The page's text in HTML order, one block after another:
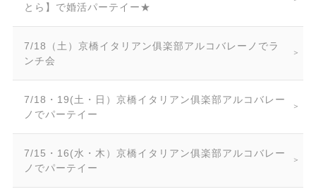
とら】で婚活パーテイー★
7/18（土）京橋イタリアン俱楽部アルコバレーノでラ
ンチ会
7/18・19(土・日）京橋イタリアン俱楽部アルコバレー
ノでパーテイー
7/15・16(水・木）京橋イタリアン俱楽部アルコバレー
ノでパーテイー